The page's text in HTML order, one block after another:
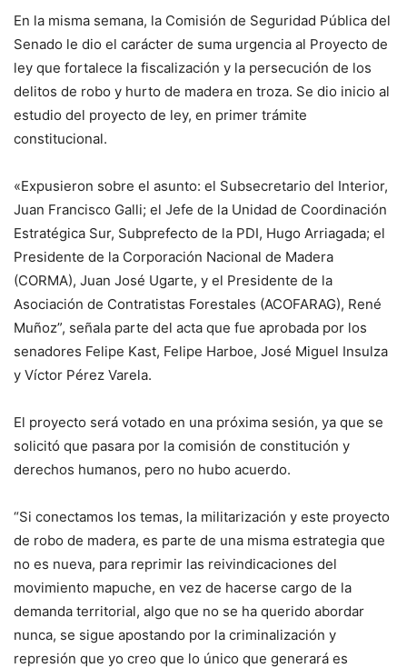
En la misma semana, la Comisión de Seguridad Pública del
Senado le dio el carácter de suma urgencia al Proyecto de
ley que fortalece la fiscalización y la persecución de los
delitos de robo y hurto de madera en troza. Se dio inicio al
estudio del proyecto de ley, en primer trámite
constitucional.
«Expusieron sobre el asunto: el Subsecretario del Interior,
Juan Francisco Galli; el Jefe de la Unidad de Coordinación
Estratégica Sur, Subprefecto de la PDI, Hugo Arriagada; el
Presidente de la Corporación Nacional de Madera
(CORMA), Juan José Ugarte, y el Presidente de la
Asociación de Contratistas Forestales (ACOFARAG), René
Muñoz”, señala parte del acta que fue aprobada por los
senadores Felipe Kast, Felipe Harboe, José Miguel Insulza
y Víctor Pérez Varela.
El proyecto será votado en una próxima sesión, ya que se
solicitó que pasara por la comisión de constitución y
derechos humanos, pero no hubo acuerdo.
“Si conectamos los temas, la militarización y este proyecto
de robo de madera, es parte de una misma estrategia que
no es nueva, para reprimir las reivindicaciones del
movimiento mapuche, en vez de hacerse cargo de la
demanda territorial, algo que no se ha querido abordar
nunca, se sigue apostando por la criminalización y
represión que yo creo que lo único que generará es